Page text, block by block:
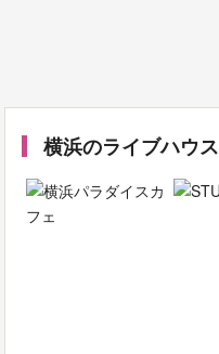
横浜のライブハウス